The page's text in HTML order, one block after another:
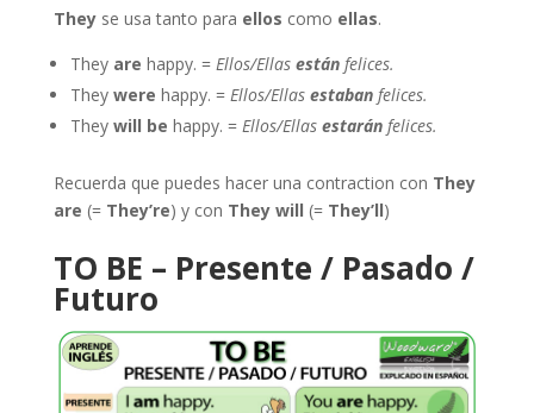
Theyse usa tanto para ellos como ellas.
They are happy. = Ellos/Ellas estánfelices.
They were happy. = Ellos/Ellas estabanfelices.
They will be happy. = Ellos/Ellas estaránfelices.
Recuerda que puedes hacer una contraction con They
are (= They’re) y con They will (= They’ll)
TO BE – Presente / Pasado /
Futuro